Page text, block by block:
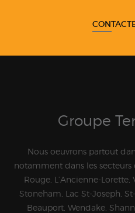
Groupe
Nous oeuvrons partout
notamment dans les secteurs
Rouge, L’Ancienne-Lorette,
Stoneham, Lac St-Joseph,
Beauport, Wendake,